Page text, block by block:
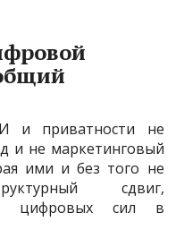
и приватности не
и не маркетинговый
ими и без того не
сдвиг,
цифровых сил в